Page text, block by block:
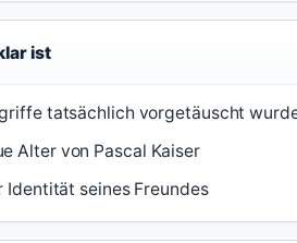
ist
tatsächlich vorgetäuscht
Alter von Pascal Kaiser
Identität seines Freundes